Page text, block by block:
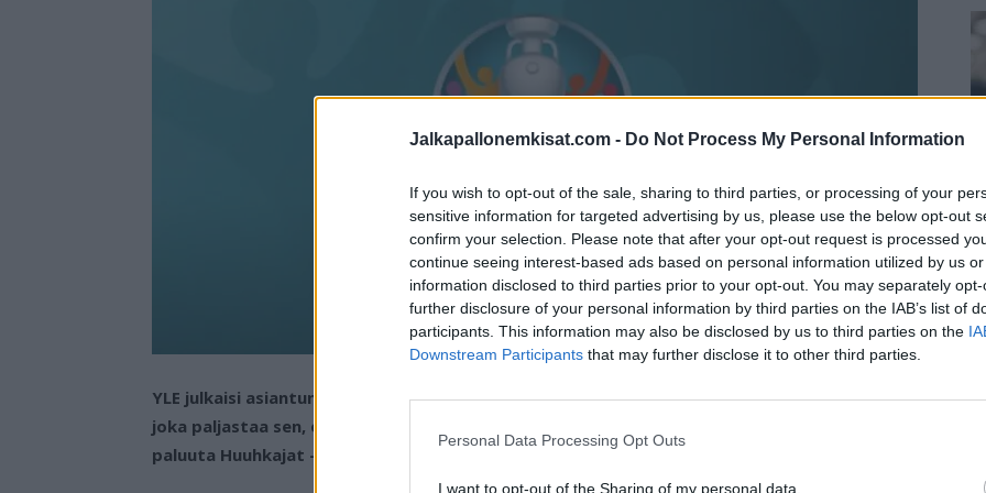
Jalkapallonemkisat.com - Do Not Process My Personal Information
If you wish to opt-out of the sale, sharing to third parties, or processing of your
sensitive information for targeted advertising by us, please use the below opt-out
confirm your selection. Please note that after your opt-out request is processed
continue seeing interest-based ads based on personal information utilized by us
information disclosed to third parties prior to your opt-out. You may separately
further disclosure of your personal information by third parties on the IAB’s list of
participants. This information may also be disclosed by us to third parties on the
Downstream Participants that may further disclose it to other third parties.
Personal Data Processing Opt Outs
I want to opt-out of the Sharing of my personal data.
YLE julkaisi asiantuntijaraatinsa tulevan kesän EM-kisoihin. Studion tiimistä löytyy yksi nimi,
joka paljastaa sen, että paljon odotettu keskikenttäpelaaja ei tee mitä todennäköisimmin
paluuta Huuhkajat -paitaan.